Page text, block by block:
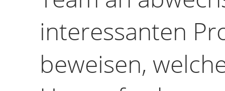
interessanten
beweisen,